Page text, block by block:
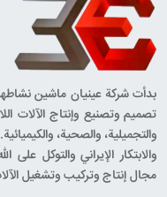
تصميم وتصنيع وإنتاج الآلات
والتجميلية، والصحية،
والابتكار الإيراني والتوكل
مجال إنتاج وتركيب وتشغيل